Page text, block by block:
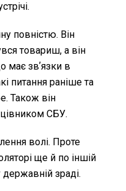
повністю. Він
товариш, а він
має звʼязки в
питання раніше та
Також він
СБУ.
волі. Проте
ще й по іншій
зраді.